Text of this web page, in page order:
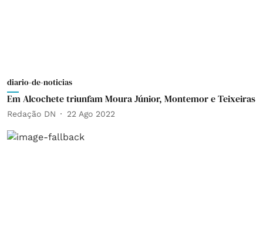
diario-de-noticias
Em Alcochete triunfam Moura Júnior, Montemor e Teixeiras
Redação DN 22 Ago 2022